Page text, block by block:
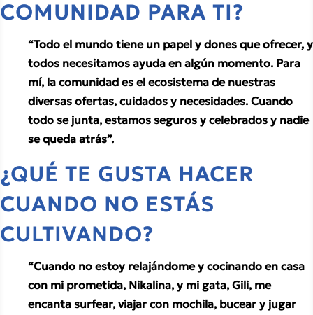
COMUNIDAD PARA TI?
“Todo el mundo tiene un papel y dones que ofrecer, y
todos necesitamos ayuda en algún momento. Para
mí, la comunidad es el ecosistema de nuestras
diversas ofertas, cuidados y necesidades. Cuando
todo se junta, estamos seguros y celebrados y nadie
se queda atrás”.
¿QUÉ TE GUSTA HACER
CUANDO NO ESTÁS
CULTIVANDO?
“Cuando no estoy relajándome y cocinando en casa
con mi prometida, Nikalina, y mi gata, Gili, me
encanta surfear, viajar con mochila, bucear y jugar